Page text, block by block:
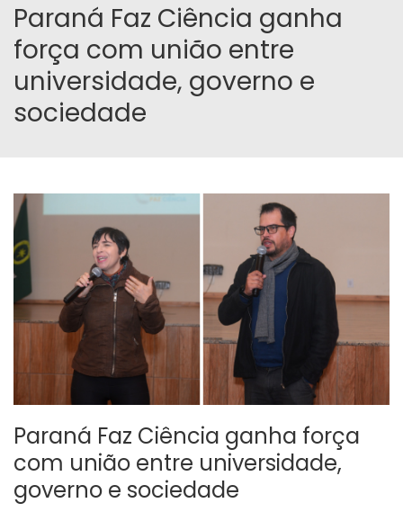
Paraná Faz Ciência ganha
força com união entre
universidade, governo e
sociedade
Paraná Faz Ciência ganha força
com união entre universidade,
governo e sociedade